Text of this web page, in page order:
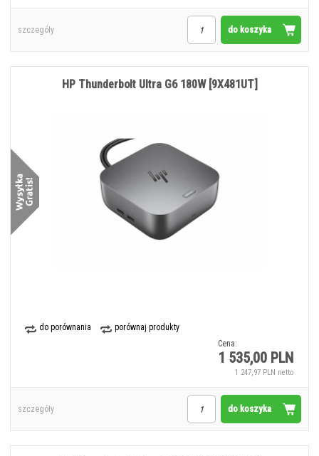
do koszyka
szczegóły
do porównania
porównaj produkty
Cena:
1 535,00 PLN
1 247,97 PLN netto
HP Thunderbolt Ultra G6 180W [9X481UT]
do koszyka
szczegóły